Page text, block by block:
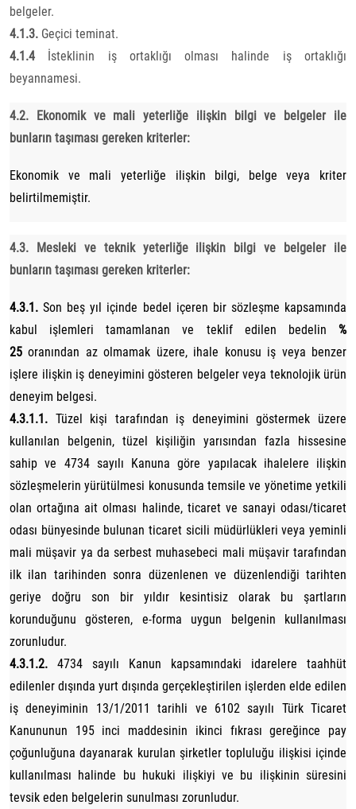
belgeler.
4.1.3. Geçici teminat.
4.1.4 İsteklinin iş ortaklığı olması halinde iş ortaklığı
beyannamesi.
4.2. Ekonomik ve mali yeterliğe ilişkin bilgi ve belgeler ile
bunların taşıması gereken kriterler:
Ekonomik ve mali yeterliğe ilişkin bilgi, belge veya kriter
belirtilmemiştir.
4.3. Mesleki ve teknik yeterliğe ilişkin bilgi ve belgeler ile
bunların taşıması gereken kriterler:
4.3.1.Son beş yıl içinde bedel içeren bir sözleşme kapsamında
kabul işlemleri tamamlanan ve teklif edilen bedelin %
25 oranından az olmamak üzere, ihale konusu iş veya benzer
işlere ilişkin iş deneyimini gösteren belgeler veya teknolojik ürün
deneyim belgesi.
4.3.1.1. Tüzel kişi tarafından iş deneyimini göstermek üzere
kullanılan belgenin, tüzel kişiliğin yarısından fazla hissesine
sahip ve 4734 sayılı Kanuna göre yapılacak ihalelere ilişkin
sözleşmelerin yürütülmesi konusunda temsile ve yönetime yetkili
olan ortağına ait olması halinde, ticaret ve sanayi odası/ticaret
odası bünyesinde bulunan ticaret sicili müdürlükleri veya yeminli
mali müşavir ya da serbest muhasebeci mali müşavir tarafından
ilk ilan tarihinden sonra düzenlenen ve düzenlendiği tarihten
geriye doğru son bir yıldır kesintisiz olarak bu şartların
korunduğunu gösteren, e-forma uygun belgenin kullanılması
zorunludur.
4.3.1.2. 4734 sayılı Kanun kapsamındaki idarelere taahhüt
edilenler dışında yurt dışında gerçekleştirilen işlerden elde edilen
iş deneyiminin 13/1/2011 tarihli ve 6102 sayılı Türk Ticaret
Kanununun 195 inci maddesinin ikinci fıkrası gereğince pay
çoğunluğuna dayanarak kurulan şirketler topluluğu ilişkisi içinde
kullanılması halinde bu hukuki ilişkiyi ve bu ilişkinin süresini
tevsik eden belgelerin sunulması zorunludur.